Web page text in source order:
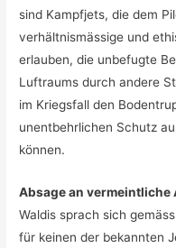
sind Kampfjets, die dem
verhältnismässige und
erlauben, die unbefugte
Luftraums durch andere
im Kriegsfall den
unentbehrlichen Schutz
können.
Absage an vermeintliche
Waldis sprach sich
für keinen der bekannten